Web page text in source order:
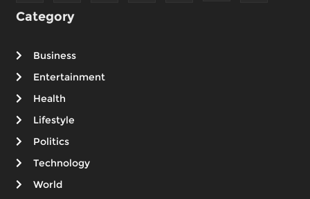
Category
Business
Entertainment
Health
Lifestyle
Politics
Technology
World